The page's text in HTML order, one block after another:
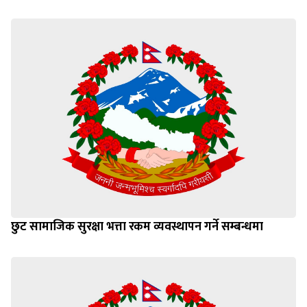
छुट सामाजिक सुरक्षा भत्ता रकम व्यवस्थापन गर्ने सम्बन्धमा